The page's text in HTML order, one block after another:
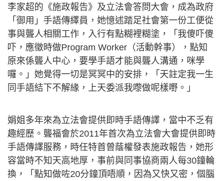
李家超的《施政報告》及立法會答問大會，成為政府
「御用」手語傳繹員，她憶述踏足社會第一份工便從
事與聾人相關工作，入行有點糊裡糊塗，「我傻吓傻
吓，應徵時做Program Worker（活動幹事），點知
原來係聾人中心，要學手語才能與聾人溝通，咪學
囉。」她覺得一切是冥冥中的安排，「天註定我一生
同手語結下不解緣，上天委派我嚟做呢樣嘢。」
娟姐多年來為立法會提供即時手語傳譯，當中不乏有
趣經歷。聾福會於2011年首次為立法會大會提供即時
手語傳譯服務，時任特首曾蔭權發表施政報告，她形
容當時不知天高地厚，事前與同事協商兩人每30鐘輪
換，「點知做咗20分鐘頂唔順，因為又快又密，個腦